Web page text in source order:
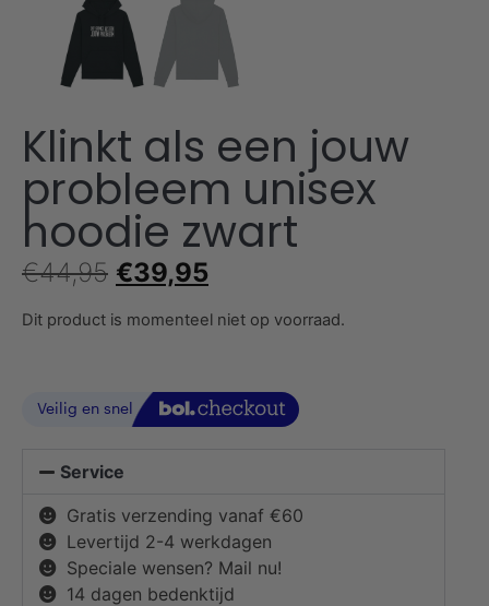
Klinkt als een jouw
probleem unisex
hoodie zwart
€44,95 €39,95
Dit product is momenteel niet op voorraad.
Service
Gratis verzending vanaf €60
Levertijd 2-4 werkdagen
Speciale wensen? Mail nu!
14 dagen bedenktijd